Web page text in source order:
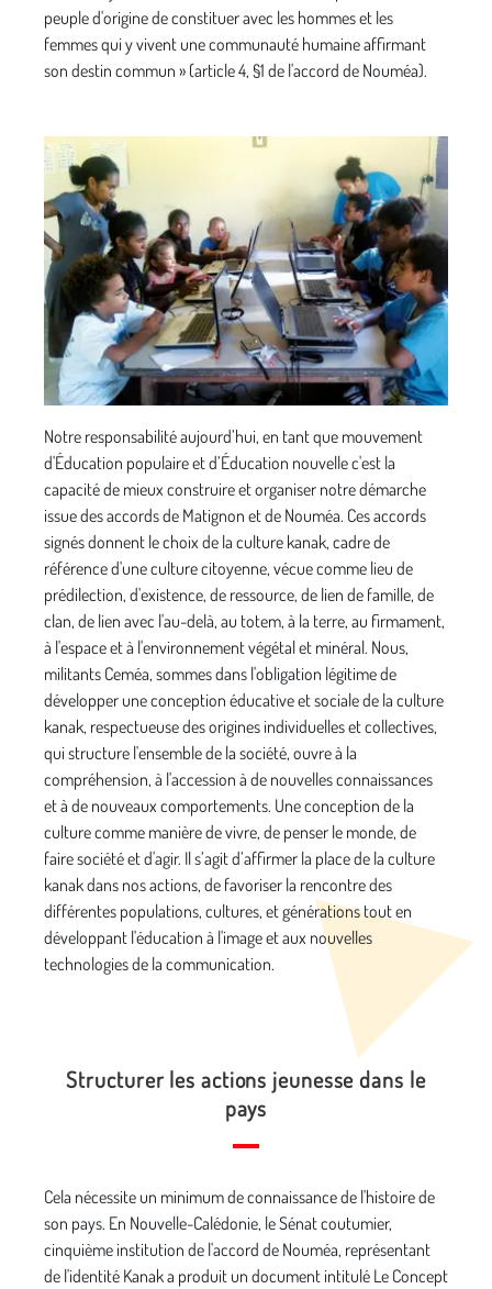
peuple d'origine de constituer avec les hommes et les
femmes qui y vivent une communauté humaine affirmant
son destin commun » (article 4, §1 de l'accord de Nouméa).
Notre responsabilité aujourd’hui, en tant que mouvement
d'Éducation populaire et d’Éducation nouvelle c'est la
capacité de mieux construire et organiser notre démarche
issue des accords de Matignon et de Nouméa. Ces accords
signés donnent le choix de la culture kanak, cadre de
référence d'une culture citoyenne, vécue comme lieu de
prédilection, d'existence, de ressource, de lien de famille, de
clan, de lien avec l'au-delà, au totem, à la terre, au firmament,
à l'espace et à l'environnement végétal et minéral. Nous,
militants Ceméa, sommes dans l'obligation légitime de
développer une conception éducative et sociale de la culture
kanak, respectueuse des origines individuelles et collectives,
qui structure l'ensemble de la société, ouvre à la
compréhension, à l'accession à de nouvelles connaissances
et à de nouveaux comportements. Une conception de la
culture comme manière de vivre, de penser le monde, de
faire société et d'agir. Il s’agit d’affirmer la place de la culture
kanak dans nos actions, de favoriser la rencontre des
différentes populations, cultures, et générations tout en
développant l'éducation à l'image et aux nouvelles
technologies de la communication.
Structurer les actions jeunesse dans le
pays
Cela nécessite un minimum de connaissance de l'histoire de
son pays. En Nouvelle-Calédonie, le Sénat coutumier,
cinquième institution de l'accord de Nouméa, représentant
de l'identité Kanak a produit un document intitulé Le Concept